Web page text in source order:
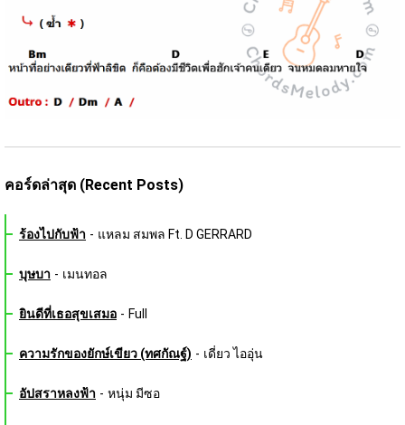
คอร์ดล่าสุด (Recent Posts)
ร้องไปกับฟ้า - แหลม สมพล Ft. D GERRARD
บุษบา - เมนทอล
ยินดีที่เธอสุขเสมอ - Full
ความรักของยักษ์เขียว (ทศกัณฐ์) - เดี่ยว ไออุ่น
อัปสราหลงฟ้า - หนุ่ม มีซอ